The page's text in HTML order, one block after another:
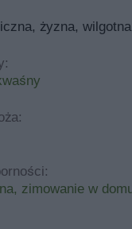
żyzna, wilgotna
zimowanie w